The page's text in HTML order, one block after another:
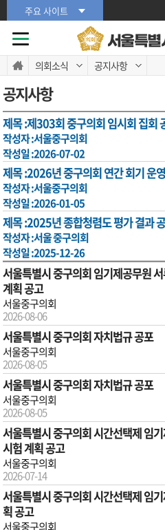
본문바로가기
본문바로가기
주요 사이트
서울특별
의회소식 공지사항
공지사항
제목 :제303회 중구의회 임시회 집회
작성자 :서울중구의회
작성일 :2026-07-02
제목 :2026년 중구의회 연간 회기 운
작성자 :서울중구의회
작성일 :2026-01-05
제목 :2025년 종합청렴도 평가 결과
작성자 :서울 중구의회
작성일 :2025-12-26
서울특별시 중구의회 임기제공무원
계획 공고
서울중구의회
2026-08-06
서울특별시 중구의회 자치법규 공포
서울중구의회
2026-08-05
서울특별시 중구의회 자치법규 공포
서울중구의회
2026-08-05
서울특별시 중구의회 시간선택제 임
시험 계획 공고
서울중구의회
2026-07-14
서울특별시 중구의회 시간선택제 임
획 공고
서울중구의회